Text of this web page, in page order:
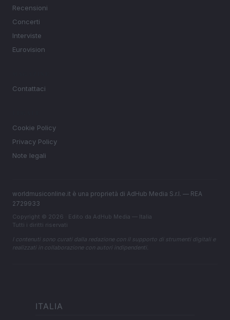
Recensioni
Concerti
Interviste
Eurovision
Contattaci
Cookie Policy
Privacy Policy
Note legali
worldmusiconline.it è una proprietà di AdHub Media S.r.l. — REA
2729933
Copyright © 2026 · Edito da AdHub Media — Italia
Tutti i diritti riservati
I contenuti sono curati dalla redazione con il supporto di strumenti digitali e
realizzati in collaborazione con autori indipendenti.
ITALIA